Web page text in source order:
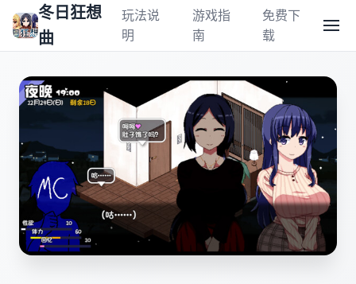
冬日狂想
曲
玩法说
明
游戏指
南
免费下
载